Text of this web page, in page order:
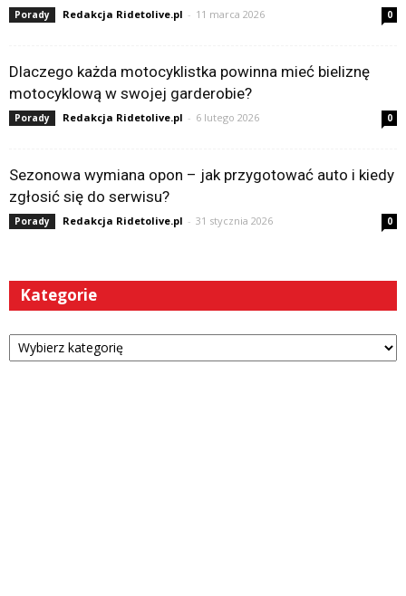
Porady Redakcja Ridetolive.pl - 11 marca 2026 0
Dlaczego każda motocyklistka powinna mieć bieliznę
motocyklową w swojej garderobie?
Porady Redakcja Ridetolive.pl - 6 lutego 2026 0
Sezonowa wymiana opon – jak przygotować auto i kiedy
zgłosić się do serwisu?
Porady Redakcja Ridetolive.pl - 31 stycznia 2026 0
Kategorie
Kategorie